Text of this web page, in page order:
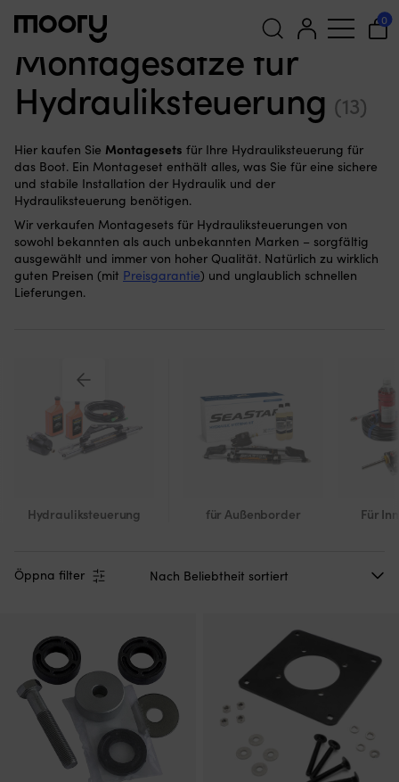
Suchen
nach:
0
Montagesatz
Montagesätze für
Hydrauliksteuerung (13)
Hier kaufen Sie Montagesets für Ihre Hydrauliksteuerung für
das Boot. Ein Montageset enthält alles, was Sie für eine sichere
und stabile Installation der Hydraulik und der
Hydrauliksteuerung benötigen.
Wir verkaufen Montagesets für Hydrauliksteuerungen von
sowohl bekannten als auch unbekannten Marken – sorgfältig
ausgewählt und immer von hoher Qualität. Natürlich zu wirklich
guten Preisen (mit Preisgarantie) und unglaublich schnellen
Lieferungen.
Hydrauliksteuerung für Außenborder Für
Öppna filter